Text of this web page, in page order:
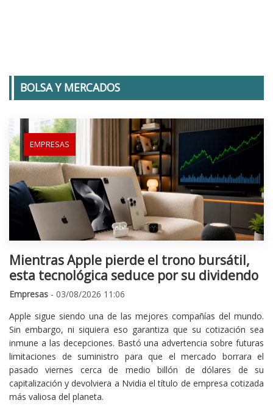
BOLSA Y MERCADOS
EMPRESAS
Mientras Apple pierde el trono bursátil,
esta tecnológica seduce por su dividendo
Empresas - 03/08/2026 11:06
Apple sigue siendo una de las mejores compañías del mundo.
Sin embargo, ni siquiera eso garantiza que su cotización sea
inmune a las decepciones. Bastó una advertencia sobre futuras
limitaciones de suministro para que el mercado borrara el
pasado viernes cerca de medio billón de dólares de su
capitalización y devolviera a Nvidia el título de empresa cotizada
más valiosa del planeta.